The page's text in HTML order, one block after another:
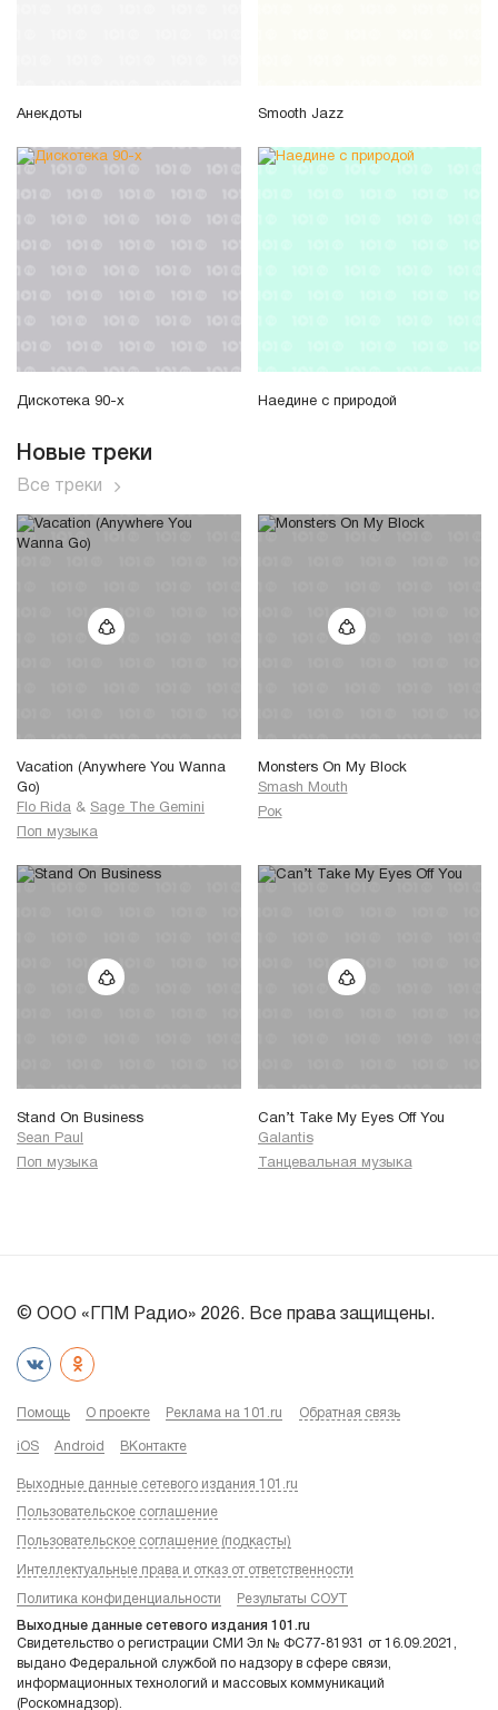
Анекдоты Smooth Jazz
Дискотека 90-х Наедине с природой
Новые треки
Все треки
Vacation (Anywhere You Wanna
Go)
Flo Rida & Sage The Gemini
Поп музыка
Monsters On My Block
Smash Mouth
Рок
Stand On Business
Sean Paul
Поп музыка
Can’t Take My Eyes Off You
Galantis
Танцевальная музыка
© ООО «ГПМ Радио» 2026. Все права защищены.
Помощь О проекте Реклама на 101.ru Обратная связь
iOS Android ВКонтакте
Выходные данные сетевого издания 101.ru
Пользовательское соглашение
Пользовательское соглашение (подкасты)
Интеллектуальные права и отказ от ответственности
Политика конфиденциальности Результаты СОУТ
Выходные данные сетевого издания 101.ru
Свидетельство о регистрации СМИ Эл № ФС77-81931 от 16.09.2021,
выдано Федеральной службой по надзору в сфере связи,
информационных технологий и массовых коммуникаций
(Роскомнадзор).